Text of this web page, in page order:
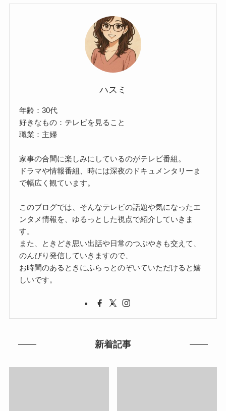
ハスミ
年齢：30代
好きなもの：テレビを見ること
職業：主婦
家事の合間に楽しみにしているのがテレビ番組。
ドラマや情報番組、時には深夜のドキュメンタリーま
で幅広く観ています。
このブログでは、そんなテレビの話題や気になったエ
ンタメ情報を、ゆるっとした視点で紹介していきま
す。
また、ときどき思い出話や日常のつぶやきも交えて、
のんびり発信していきますので、
お時間のあるときにふらっとのぞいていただけると嬉
しいです。
新着記事